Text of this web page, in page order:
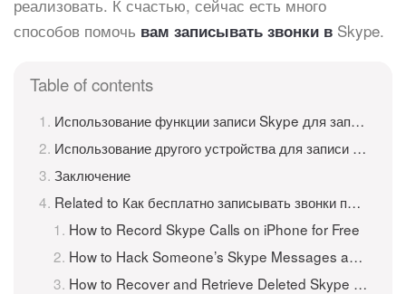
реализовать. К счастью, сейчас есть много
способов помочь вам записывать звонки в Skype.
Table of contents
Использование функции записи Skype для записи звонков в Skype на iPhone
Использование другого устройства для записи звонков по Skype на iPhone
Заключение
Related to Как бесплатно записывать звонки по Skype на iPhone
How to Record Skype Calls on iPhone for Free
How to Hack Someone’s Skype Messages and Conversations on iPhone, iPad, and Android?
How to Recover and Retrieve Deleted Skype Messages and Chat History on iPhone/iPad